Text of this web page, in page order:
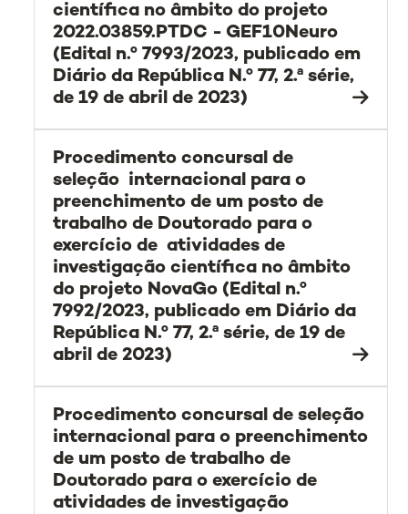
científica no âmbito do projeto
2022.03859.PTDC - GEF10Neuro
(Edital n.º 7993/2023, publicado em
Diário da República N.º 77, 2.ª série,
de 19 de abril de 2023)
Procedimento concursal de
seleção internacional para o
preenchimento de um posto de
trabalho de Doutorado para o
exercício de atividades de
investigação científica no âmbito
do projeto NovaGo (Edital n.º
7992/2023, publicado em Diário da
República N.º 77, 2.ª série, de 19 de
abril de 2023)
Procedimento concursal de seleção
internacional para o preenchimento
de um posto de trabalho de
Doutorado para o exercício de
atividades de investigação